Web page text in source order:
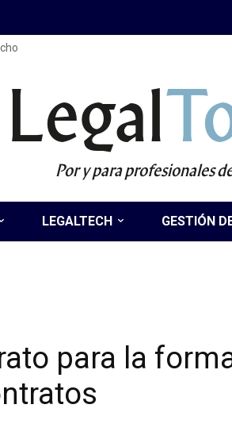
Legal
Por y para profesionales
LEGALTECH GESTIÓN
para la